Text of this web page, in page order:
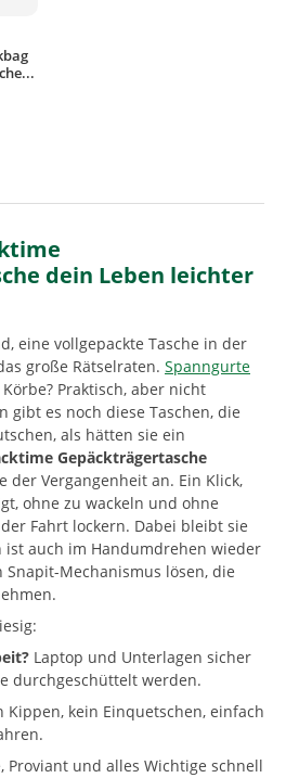
von 4.5 von 5 Sternen
dein Leben leichter
eine vollgepackte Tasche in der
große Rätselraten. Spanngurte
Praktisch, aber nicht
gibt es noch diese Taschen, die
als hätten sie ein
Gepäckträgertasche
der Vergangenheit an. Ein Klick,
ohne zu wackeln und ohne
Fahrt lockern. Dabei bleibt sie
auch im Handumdrehen wieder
Mechanismus lösen, die
Laptop und Unterlagen sicher
durchgeschüttelt werden.
Kippen, kein Einquetschen, einfach
Proviant und alles Wichtige schnell